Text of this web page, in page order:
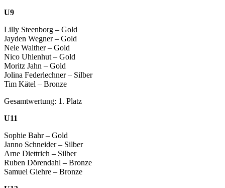
U9
Lilly Steenborg – Gold
Jayden Wegner – Gold
Nele Walther – Gold
Nico Uhlenhut – Gold
Moritz Jahn – Gold
Jolina Federlechner – Silber
Tim Kätel – Bronze
Gesamtwertung: 1. Platz
U11
Sophie Bahr – Gold
Janno Schneider – Silber
Arne Diettrich – Silber
Ruben Dörendahl – Bronze
Samuel Giehre – Bronze